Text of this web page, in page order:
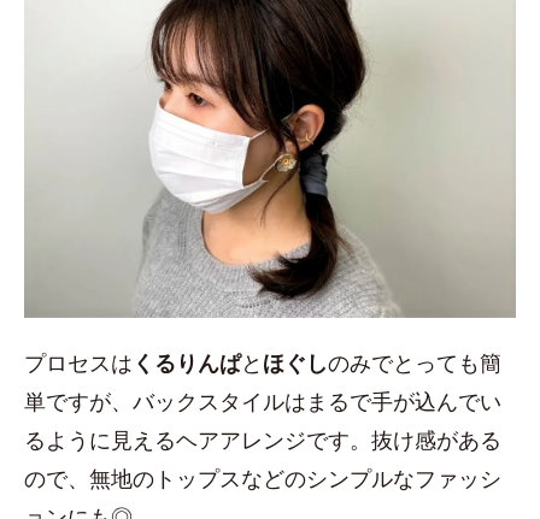
プロセスは くるりんぱと ほぐしのみでとっても簡
単ですが、バックスタイルはまるで手が込んでい
るように見えるヘアアレンジです。抜け感がある
ので、無地のトップスなどのシンプルなファッシ